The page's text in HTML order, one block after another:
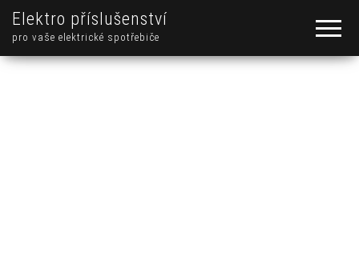
Elektro příslušenství
pro vaše elektrické spotřebiče